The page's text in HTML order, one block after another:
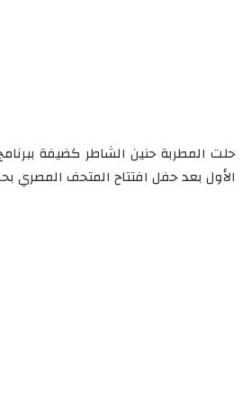
حلت المطربة حنين الشاطر كضيفة
الأول بعد حفل افتتاح المتحف